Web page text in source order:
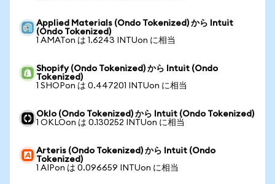
Applied Materials (Ondo Tokenized) から Intuit
(Ondo Tokenized)
1 AMATon は 1.6243 INTUon に相当
Shopify (Ondo Tokenized) から Intuit (Ondo
Tokenized)
1 SHOPon は 0.447201 INTUon に相当
Oklo (Ondo Tokenized) から Intuit (Ondo Tokenized)
1 OKLOon は 0.130252 INTUon に相当
Arteris (Ondo Tokenized) から Intuit (Ondo
Tokenized)
1 AIPon は 0.096659 INTUon に相当